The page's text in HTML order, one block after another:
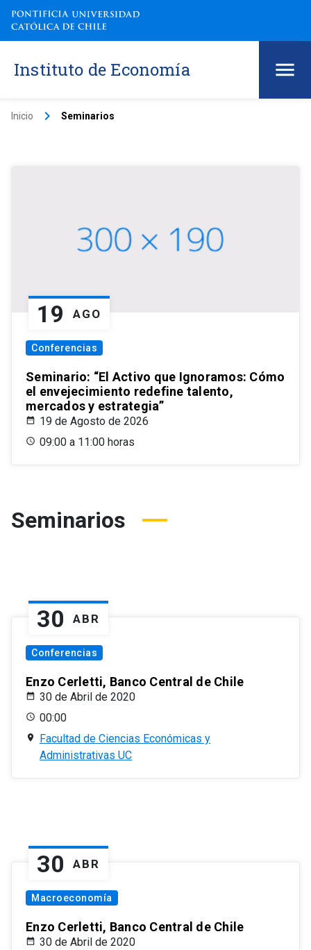
Instituto de Economía
Inicio keyboard_arrow_right Seminarios
19 AGO
Conferencias
Seminario: “El Activo que Ignoramos: Cómo
el envejecimiento redefine talento,
mercados y estrategia”
19 de Agosto de 2026
09:00 a 11:00 horas
Seminarios
30 ABR
Conferencias
Enzo Cerletti, Banco Central de Chile
30 de Abril de 2020
00:00
Facultad de Ciencias Económicas y
Administrativas UC
30 ABR
Macroeconomía
Enzo Cerletti, Banco Central de Chile
30 de Abril de 2020